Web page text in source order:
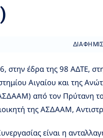
στην έδρα της 98 ΑΔΤΕ,
Αιγαίου και της
από τον Πρύτανη
της ΑΣΔΑΑΜ,
είναι η